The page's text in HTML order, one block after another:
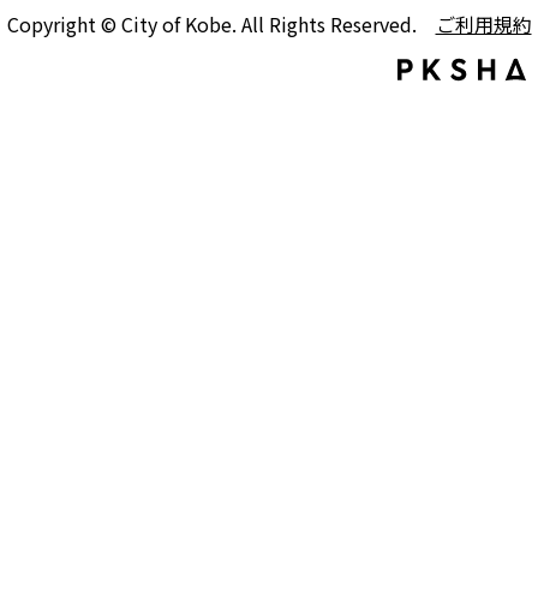
Copyright © City of Kobe. All Rights Reserved. ご利用規約